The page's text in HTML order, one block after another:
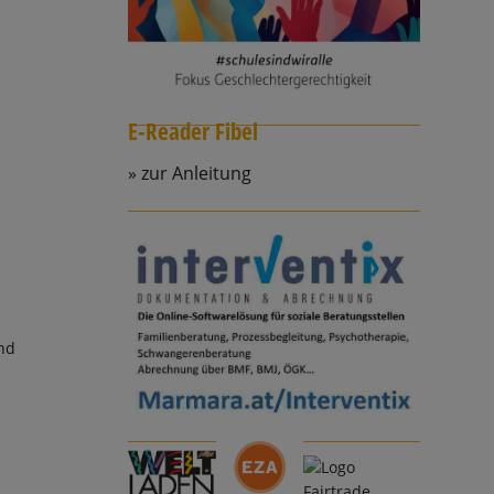
E-Reader Fibel
zur Anleitung